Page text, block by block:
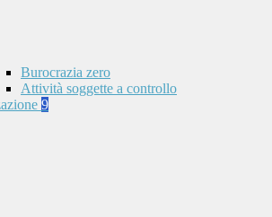
Burocrazia zero
Attività soggette a controllo
9